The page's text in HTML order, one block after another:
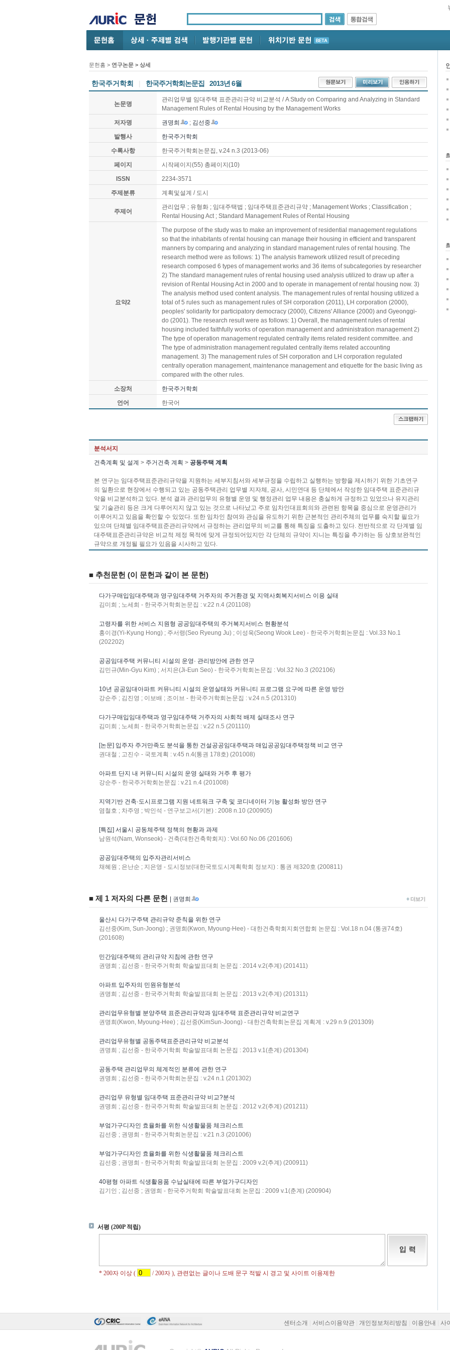
문헌홈 > 연구논문 > 상세
한국주거학회 | 한국주거학회논문집 2013년 6월
논문명
관리업무별 임대주택 표준관리규약 비교분석 / A Study on Comparing and Analyzing in Standard
Management Rules of Rental Housing by the Management Works
저자명
권명희 ; 김선중
발행사
한국주거학회
수록사항
한국주거학회논문집, v.24 n.3 (2013-06)
페이지
시작페이지(55) 총페이지(10)
ISSN
2234-3571
주제분류
계획및설계 / 도시
주제어
관리업무 ; 유형화 ; 임대주택법 ; 임대주택표준관리규약 ; Management Works ; Classification ;
Rental Housing Act ; Standard Management Rules of Rental Housing
요약2
The purpose of the study was to make an improvement of residential management regulations
so that the inhabitants of rental housing can manage their housing in efficient and transparent
manners by comparing and analyzing in standard management rules of rental housing. The
research method were as follows: 1) The analysis framework utilized result of preceding
research composed 6 types of management works and 36 items of subcategories by researcher
2) The standard management rules of rental housing used analysis utilized to draw up after a
revision of Rental Housing Act in 2000 and to operate in management of rental housing now. 3)
The analysis method used content analysis. The management rules of rental housing utilized a
total of 5 rules such as management rules of SH corporation (2011), LH corporation (2000),
peoples' solidarity for participatory democracy (2000), Citizens' Alliance (2000) and Gyeonggi-
do (2001). The research result were as follows: 1) Overall, the management rules of rental
housing included faithfully works of operation management and administration management 2)
The type of operation management regulated centrally items related resident committee. and
The type of administration management regulated centrally items related accounting
management. 3) The management rules of SH corporation and LH corporation regulated
centrally operation management, maintenance management and etiquette for the basic living as
compared with the other rules.
소장처
한국주거학회
언어
한국어
분석서지
건축계획 및 설계 > 주거건축 계획 > 공동주택 계획
본 연구는 임대주택표준관리규약을 지원하는 세부지침서와 세부규정을 수립하고 실행하는 방향을 제시하기 위한 기초연구
의 일환으로 현장에서 수행되고 있는 공동주택관리 업무별 지자체, 공사, 시민연대 등 단체에서 작성한 임대주택 표준관리규
약을 비교분석하고 있다. 분석 결과 관리업무의 유형별 운영 및 행정관리 업무 내용은 충실하게 규정하고 있었으나 유지관리
및 기술관리 등은 크게 다루어지지 않고 있는 것으로 나타났고 주로 임차인대표회의와 관련된 항목을 중심으로 운영관리가
이루어지고 있음을 확인할 수 있었다. 또한 임차인 참여와 관심을 유도하기 위한 근본적인 관리주체의 업무를 숙지할 필요가
있으며 단체별 임대주택표준관리규약에서 규정하는 관리업무의 비교를 통해 특징을 도출하고 있다. 전반적으로 각 단계별 임
대주택표준관리규약은 비교적 제정 목적에 맞게 규정되어있지만 각 단체의 규약이 지니는 특징을 추가하는 등 상호보완적인
규약으로 개정될 필요가 있음을 시사하고 있다.
■ 추천문헌 (이 문헌과 같이 본 문헌)
다가구매입임대주택과 영구임대주택 거주자의 주거환경 및 지역사회복지서비스 이용 실태
김미희 ; 노세희 - 한국주거학회논문집 : v.22 n.4 (201108)
고령자를 위한 서비스 지원형 공공임대주택의 주거복지서비스 현황분석
홍이경(Yi-Kyung Hong) ; 주서령(Seo Ryeung Ju) ; 이성욱(Seong Wook Lee) - 한국주거학회논문집 : Vol.33 No.1
(202202)
공공임대주택 커뮤니티 시설의 운영· 관리방안에 관한 연구
김민규(Min-Gyu Kim) ; 서지은(Ji-Eun Seo) - 한국주거학회논문집 : Vol.32 No.3 (202106)
10년 공공임대아파트 커뮤니티 시설의 운영실태와 커뮤니티 프로그램 요구에 따른 운영 방안
강순주 ; 김진영 ; 이보배 ; 조이브 - 한국주거학회논문집 : v.24 n.5 (201310)
다가구매입임대주택과 영구임대주택 거주자의 사회적 배제 실태조사 연구
김미희 ; 노세희 - 한국주거학회논문집 : v.22 n.5 (201110)
[논문] 입주자 주거만족도 분석을 통한 건설공공임대주택과 매입공공임대주택정책 비교 연구
권대철 ; 고진수 - 국토계획 : v.45 n.4(통권 178호) (201008)
아파트 단지 내 커뮤니티 시설의 운영 실태와 거주 후 평가
강순주 - 한국주거학회논문집 : v.21 n.4 (201008)
지역기반 건축·도시프로그램 지원 네트워크 구축 및 코디네이터 기능 활성화 방안 연구
염철호 ; 차주영 ; 박인석 - 연구보고서(기본) : 2008 n.10 (200905)
[특집] 서울시 공동체주택 정책의 현황과 과제
남원석(Nam, Wonseok) - 건축(대한건축학회지) : Vol.60 No.06 (201606)
공공임대주택의 입주자관리서비스
채혜원 ; 은난순 ; 지은영 - 도시정보(대한국토도시계획학회 정보지) : 통권 제320호 (200811)
■ 제 1 저자의 다른 문헌 | 권명희
울산시 다가구주택 관리규약 준칙을 위한 연구
김선중(Kim, Sun-Joong) ; 권명희(Kwon, Myoung-Hee) - 대한건축학회지회연합회 논문집 : Vol.18 n.04 (통권74호)
(201608)
민간임대주택의 관리규약 지침에 관한 연구
권명희 ; 김선중 - 한국주거학회 학술발표대회 논문집 : 2014 v.2(추계) (201411)
아파트 입주자의 민원유형분석
권명희 ; 김선중 - 한국주거학회 학술발표대회 논문집 : 2013 v.2(추계) (201311)
관리업무유형별 분양주택 표준관리규약과 임대주택 표준관리규약 비교연구
권명희(Kwon, Myoung-Hee) ; 김선중(KimSun-Joong) - 대한건축학회논문집 계획계 : v.29 n.9 (201309)
관리업무유형별 공동주택표준관리규약 비교분석
권명희 ; 김선중 - 한국주거학회 학술발표대회 논문집 : 2013 v.1(춘계) (201304)
공동주택 관리업무의 체계적인 분류에 관한 연구
권명희 ; 김선중 - 한국주거학회논문집 : v.24 n.1 (201302)
관리업무 유형별 임대주택 표준관리규약 비교?분석
권명희 ; 김선중 - 한국주거학회 학술발표대회 논문집 : 2012 v.2(추계) (201211)
부엌가구디자인 효율화를 위한 식생활물품 체크리스트
김선중 ; 권명희 - 한국주거학회논문집 : v.21 n.3 (201006)
부엌가구디자인 효율화를 위한 식생활물품 체크리스트
김선중 ; 권명희 - 한국주거학회 학술발표대회 논문집 : 2009 v.2(추계) (200911)
40평형 아파트 식생활용품 수납실태에 따른 부엌가구디자인
김기인 ; 김선중 ; 권명희 - 한국주거학회 학술발표대회 논문집 : 2009 v.1(춘계) (200904)
센터소개 서비스이용약관 개인정보처리방침 이용안내 사